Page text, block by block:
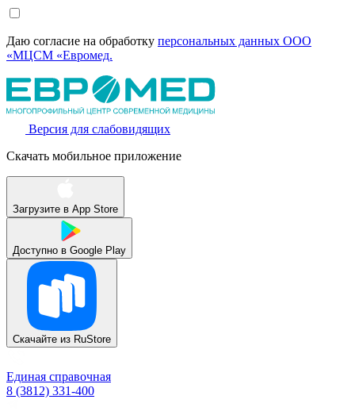
Даю согласие на обработку персональных данных ООО
«МЦСМ «Евромед.
Версия для слабовидящих
Скачать мобильное приложение
Загрузите в App Store
Доступно в Google Play
Скачайте из RuStore
Единая справочная
8 (3812) 331-400